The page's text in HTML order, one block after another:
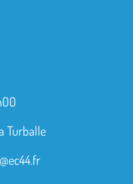
Turballe